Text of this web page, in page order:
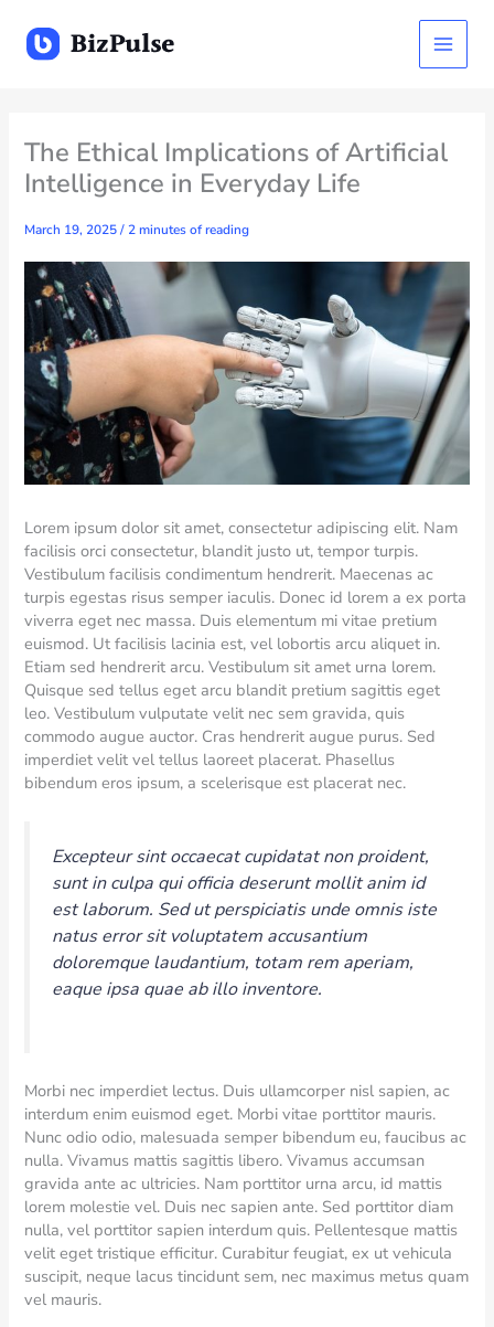
content
The Ethical Implications of Artificial
Intelligence in Everyday Life
March 19, 2025/2 minutes of reading
Lorem ipsum dolor sit amet, consectetur adipiscing elit. Nam
facilisis orci consectetur, blandit justo ut, tempor turpis.
Vestibulum facilisis condimentum hendrerit. Maecenas ac
turpis egestas risus semper iaculis. Donec id lorem a ex porta
viverra eget nec massa. Duis elementum mi vitae pretium
euismod. Ut facilisis lacinia est, vel lobortis arcu aliquet in.
Etiam sed hendrerit arcu. Vestibulum sit amet urna lorem.
Quisque sed tellus eget arcu blandit pretium sagittis eget
leo. Vestibulum vulputate velit nec sem gravida, quis
commodo augue auctor. Cras hendrerit augue purus. Sed
imperdiet velit vel tellus laoreet placerat. Phasellus
bibendum eros ipsum, a scelerisque est placerat nec.
Excepteur sint occaecat cupidatat non proident,
sunt in culpa qui officia deserunt mollit anim id
est laborum. Sed ut perspiciatis unde omnis iste
natus error sit voluptatem accusantium
doloremque laudantium, totam rem aperiam,
eaque ipsa quae ab illo inventore.
Morbi nec imperdiet lectus. Duis ullamcorper nisl sapien, ac
interdum enim euismod eget. Morbi vitae porttitor mauris.
Nunc odio odio, malesuada semper bibendum eu, faucibus ac
nulla. Vivamus mattis sagittis libero. Vivamus accumsan
gravida ante ac ultricies. Nam porttitor urna arcu, id mattis
lorem molestie vel. Duis nec sapien ante. Sed porttitor diam
nulla, vel porttitor sapien interdum quis. Pellentesque mattis
velit eget tristique efficitur. Curabitur feugiat, ex ut vehicula
suscipit, neque lacus tincidunt sem, nec maximus metus quam
vel mauris.